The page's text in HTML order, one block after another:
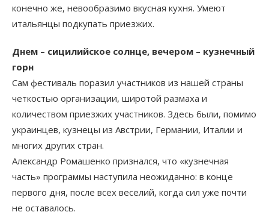
конечно же, невообразимо вкусная кухня. Умеют
итальянцы подкупать приезжих.
Днем – сицилийское солнце, вечером – кузнечный
горн
Сам фестиваль поразил участников из нашей страны
четкостью организации, широтой размаха и
количеством приезжих участников. Здесь были, помимо
украинцев, кузнецы из Австрии, Германии, Италии и
многих других стран.
Александр Ромашенко признался, что «кузнечная
часть» программы наступила неожиданно: в конце
первого дня, после всех веселий, когда сил уже почти
не оставалось.